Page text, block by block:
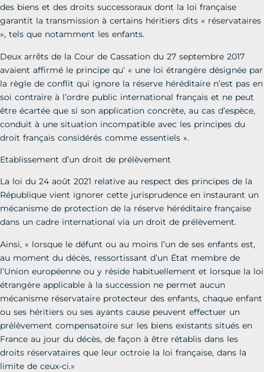
des biens et des droits successoraux dont la loi française
garantit la transmission à certains héritiers dits « réservataires
», tels que notamment les enfants.
Deux arrêts de la Cour de Cassation du 27 septembre 2017
avaient affirmé le principe qu’ « une loi étrangère désignée par
la règle de conflit qui ignore la réserve héréditaire n’est pas en
soi contraire à l’ordre public international français et ne peut
être écartée que si son application concrète, au cas d’espèce,
conduit à une situation incompatible avec les principes du
droit français considérés comme essentiels ».
Etablissement d’un droit de prélèvement
La loi du 24 août 2021 relative au respect des principes de la
République vient ignorer cette jurisprudence en instaurant un
mécanisme de protection de la réserve héréditaire française
dans un cadre international via un droit de prélèvement.
Ainsi, « lorsque le défunt ou au moins l’un de ses enfants est,
au moment du décès, ressortissant d’un État membre de
l’Union européenne ou y réside habituellement et lorsque la loi
étrangère applicable à la succession ne permet aucun
mécanisme réservataire protecteur des enfants, chaque enfant
ou ses héritiers ou ses ayants cause peuvent effectuer un
prélèvement compensatoire sur les biens existants situés en
France au jour du décès, de façon à être rétablis dans les
droits réservataires que leur octroie la loi française, dans la
limite de ceux-ci.»